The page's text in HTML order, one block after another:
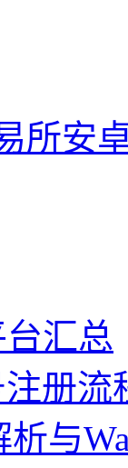
所安
汇总
册流
与